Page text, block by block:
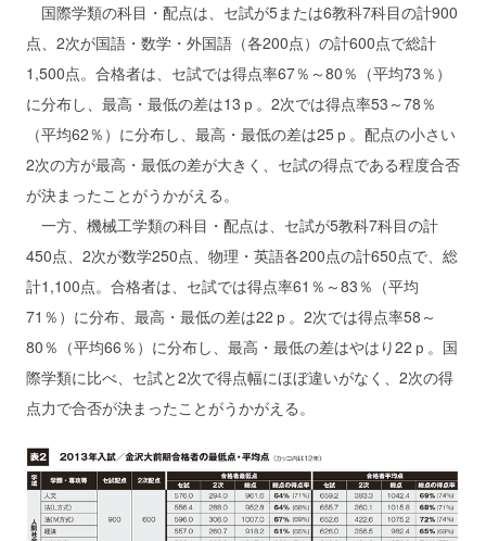
国際学類の科目・配点は、セ試が5または6教科7科目の計900
点、2次が国語・数学・外国語（各200点）の計600点で総計
1,500点。合格者は、セ試では得点率67％～80％（平均73％）
に分布し、最高・最低の差は13ｐ。2次では得点率53～78％
（平均62％）に分布し、最高・最低の差は25ｐ。配点の小さい
2次の方が最高・最低の差が大きく、セ試の得点である程度合否
が決まったことがうかがえる。
一方、機械工学類の科目・配点は、セ試が5教科7科目の計
450点、2次が数学250点、物理・英語各200点の計650点で、総
計1,100点。合格者は、セ試では得点率61％～83％（平均
71％）に分布、最高・最低の差は22ｐ。2次では得点率58～
80％（平均66％）に分布し、最高・最低の差はやはり22ｐ。国
際学類に比べ、セ試と2次で得点幅にほぼ違いがなく、2次の得
点力で合否が決まったことがうかがえる。